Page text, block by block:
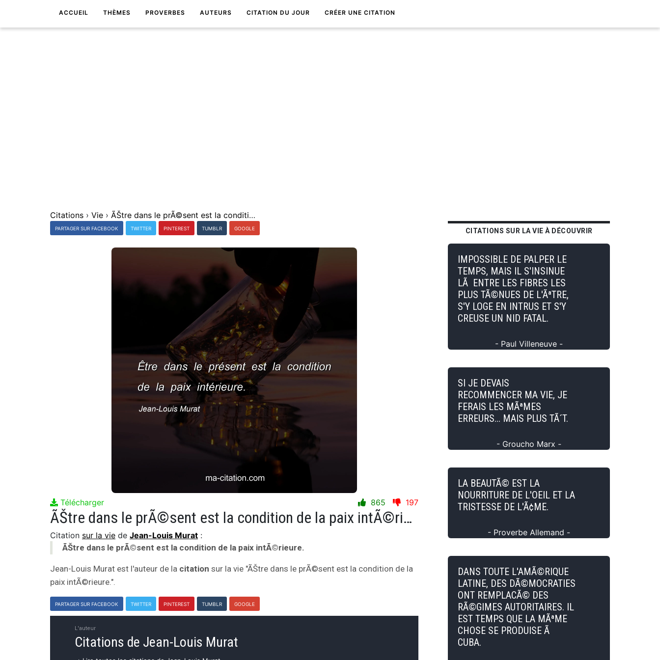
ACCUEIL THÈMES PROVERBES AUTEURS CITATION DU JOUR CRÉER UNE CITATION
Citations › Vie › ÃŠtre dans le prÃ©sent est la condition de la paix intÃ©rieure.
PARTAGER SUR FACEBOOK TWITTER PINTEREST TUMBLR GOOGLE
Télécharger 865 197
ÃŠtre dans le prÃ©sent est la condition de la paix intÃ©rieure.
Citation sur la vie de Jean-Louis Murat :
ÃŠtre dans le prÃ©sent est la condition de la paix intÃ©rieure.
Jean-Louis Murat est l'auteur de la citation sur la vie "ÃŠtre dans le prÃ©sent est la condition de la
paix intÃ©rieure.".
PARTAGER SUR FACEBOOK TWITTER PINTEREST TUMBLR GOOGLE
L'auteur
Citations de Jean-Louis Murat
CITATIONS SUR LA VIE À DÉCOUVRIR
IMPOSSIBLE DE PALPER LE
TEMPS, MAIS IL S'INSINUE
LÃ ENTRE LES FIBRES LES
PLUS TÃ©NUES DE L'ÃªTRE,
S'Y LOGE EN INTRUS ET S'Y
CREUSE UN NID FATAL.
- Paul Villeneuve -
SI JE DEVAIS
RECOMMENCER MA VIE, JE
FERAIS LES MÃªMES
ERREURS... MAIS PLUS TÃ´T.
- Groucho Marx -
LA BEAUTÃ© EST LA
NOURRITURE DE L'OEIL ET LA
TRISTESSE DE L'Ã¢ME.
- Proverbe Allemand -
DANS TOUTE L'AMÃ©RIQUE
LATINE, DES DÃ©MOCRATIES
ONT REMPLACÃ© DES
RÃ©GIMES AUTORITAIRES. IL
EST TEMPS QUE LA MÃªME
CHOSE SE PRODUISE Ã
CUBA.